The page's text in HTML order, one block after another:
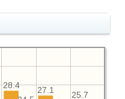
25.7
27.1
28.4